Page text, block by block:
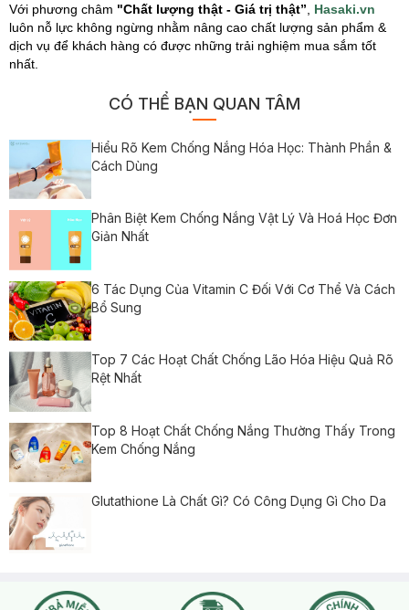
Với phương châm "Chất lượng thật - Giá trị thật”
Hasaki.vn
luôn nỗ lực không ngừng nhằm nâng cao chất lượng sản phẩm &
dịch vụ để khách hàng có được những trải nghiệm mua sắm tốt
nhất.
CÓ THỂ BẠN QUAN TÂM
Hiểu Rõ Kem Chống Nắng Hóa Học: Thành Phần &
Cách Dùng
Phân Biệt Kem Chống Nắng Vật Lý Và Hoá Học Đơn
Giản Nhất
6 Tác Dụng Của Vitamin C Đối Với Cơ Thể Và Cách
Bổ Sung
Top 7 Các Hoạt Chất Chống Lão Hóa Hiệu Quả Rõ
Rệt Nhất
Top 8 Hoạt Chất Chống Nắng Thường Thấy Trong
Kem Chống Nắng
Glutathione Là Chất Gì? Có Công Dụng Gì Cho Da